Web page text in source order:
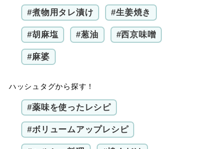
#煮物用タレ漬け #生姜焼き
#胡麻塩 #葱油 #西京味噌
#麻婆
ハッシュタグから探す！
#薬味を使ったレシピ
#ボリュームアップレシピ